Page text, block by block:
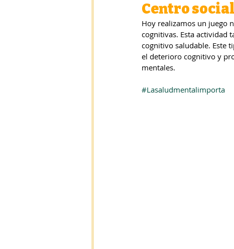
Centro
Hoy realizamos un juego
cognitivas. Esta actividad
cognitivo saludable. Este
el deterioro cognitivo y
mentales.
#Lasaludmentalimporta